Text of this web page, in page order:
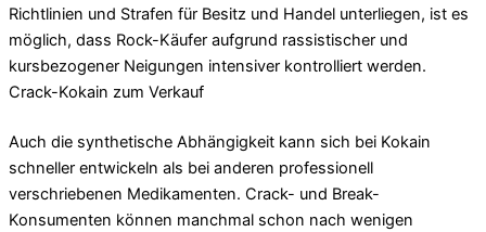
Richtlinien und Strafen für Besitz und Handel unterliegen, ist es
möglich, dass Rock-Käufer aufgrund rassistischer und
kursbezogener Neigungen intensiver kontrolliert werden.
Crack-Kokain zum Verkauf
Auch die synthetische Abhängigkeit kann sich bei Kokain
schneller entwickeln als bei anderen professionell
verschriebenen Medikamenten. Crack- und Break-
Konsumenten können manchmal schon nach wenigen